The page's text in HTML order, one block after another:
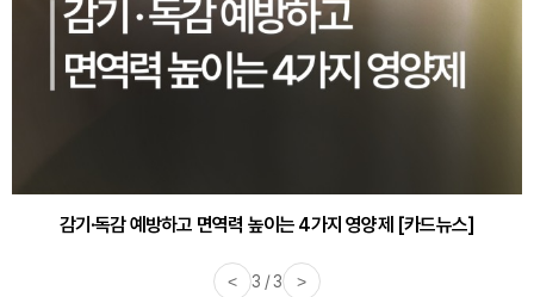
감기·독감 예방하고 면역력 높이는 4가지 영양제 [카드뉴스]
< 3 / 3 >